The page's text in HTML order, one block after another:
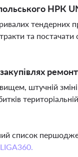
НРК
тендерних
та постачати
штучній зміні
список